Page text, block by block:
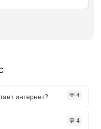
интернет? 💬 4
💬 4